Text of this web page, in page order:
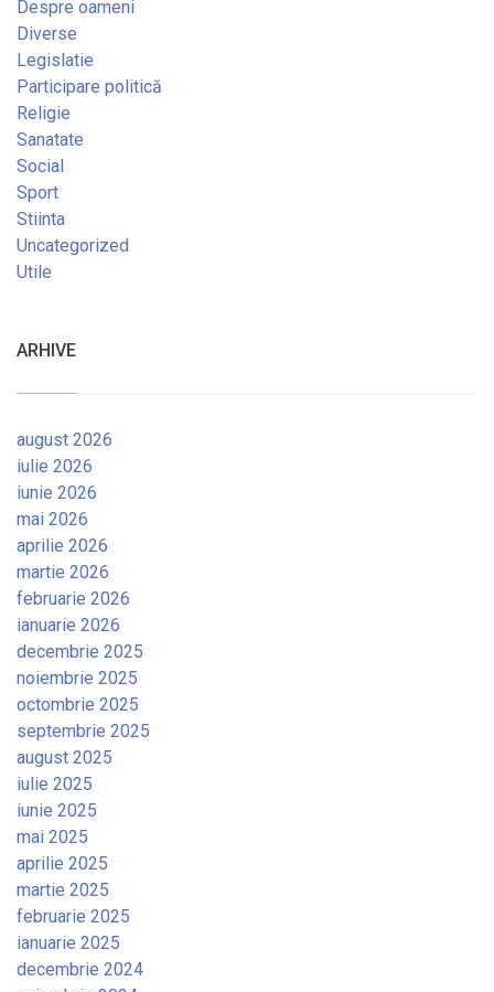
Despre oameni
Diverse
Legislatie
Participare politică
Religie
Sanatate
Social
Sport
Stiinta
Uncategorized
Utile
ARHIVE
august 2026
iulie 2026
iunie 2026
mai 2026
aprilie 2026
martie 2026
februarie 2026
ianuarie 2026
decembrie 2025
noiembrie 2025
octombrie 2025
septembrie 2025
august 2025
iulie 2025
iunie 2025
mai 2025
aprilie 2025
martie 2025
februarie 2025
ianuarie 2025
decembrie 2024